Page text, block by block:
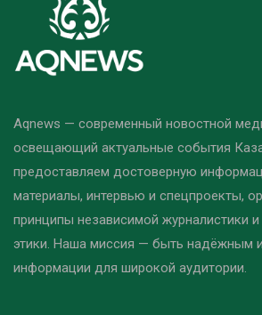
Aqnews — современный новостной
освещающий актуальные события
предоставляем достоверную
материалы, интервью и спецпроекты,
принципы независимой журналистики
этики. Наша миссия — быть надёжным
информации для широкой аудитории.